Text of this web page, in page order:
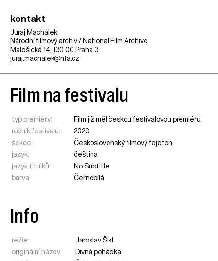
kontakt
Juraj Machálek
Národní filmový archiv / National Film Archive
Malešická 14, 130 00 Praha 3
juraj.machalek@nfa.cz
Film na festivalu
typ premiéry:
Film již měl českou festivalovou premiéru.
ročník festivalu:
2023
sekce:
Československý filmový fejeton
jazyk:
čeština
jazyk titulků:
No Subtitle
barva:
Černobílá
Info
režie:
Jaroslav Šikl
originální název:
Divná pohádka